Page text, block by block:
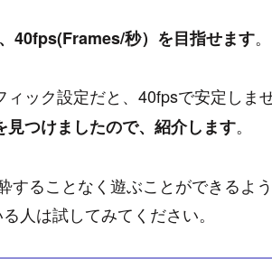
40fps(Frames/秒）を目指せます。
ック設定だと、40fpsで安定しま
つけましたので、紹介します。
することなく遊ぶことができるよ
人は試してみてください。